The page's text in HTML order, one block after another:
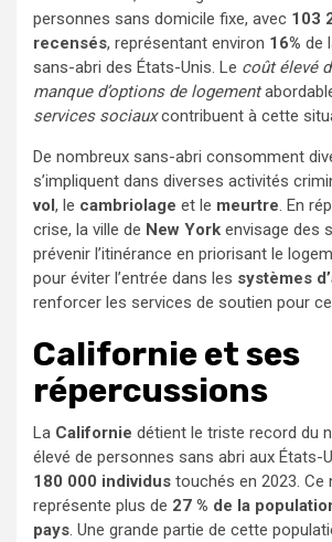
personnes sans domicile fixe, avec 103
recensés, représentant environ 16% de
sans-abri des États-Unis. Le coût élevé
manque d’options de logement
services sociauxcontribuent à cette
De nombreux sans-abri consomment
s’impliquent dans diverses activités
vol, le cambriolage et le meurtre . En
crise, la ville de New York envisage des
prévenir l’itinérance en priorisant le
pour éviter l’entrée dans les systèmes
renforcer les services de soutien pour
Californie et ses
répercussions
La Californie détient le triste record du
élevé de personnes sans abri aux États-
180 000 individus touchés en 2023. Ce
représente plus de 27 % de la
pays . Une grande partie de cette